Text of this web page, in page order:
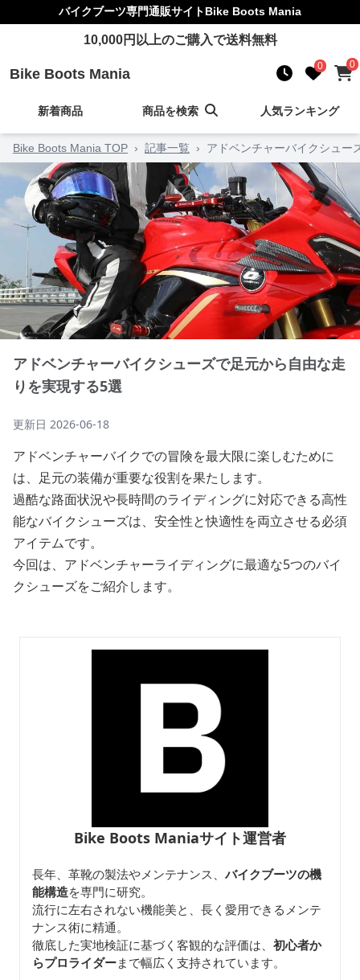
バイクブーツ専門通販サイトBike Boots Mania
10,000円以上のご購入で送料無料
Bike Boots Mania 0 0
新着商品 商品を検索 人気ランキング
Bike Boots Mania TOP › 記事一覧 › アドベンチャーバイクシュー
アドベンチャーバイクシューズで足元から自由な走
りを実現する5選
更新日 2026-06-18
アドベンチャーバイクでの冒険を最大限に楽しむために
は、足元の装備が重要な役割を果たします。
過酷な路面状況や長時間のライディングに対応できる高性
能なバイクシューズは、安全性と快適性を両立させる必須
アイテムです。
今回は、アドベンチャーライディングに最適な5つのバイ
クシューズをご紹介します。
Bike Boots Maniaサイト運営者
長年、革靴の製法やメンテナンス、 バイクブーツの機
能構造を専門に研究。
流行に左右されない機能美と、長く愛用できるメンテ
ナンス術に精通。
徹底した実地検証に基づく客観的な評価は、 初心者か
らプロライダーまで幅広く支持されています。